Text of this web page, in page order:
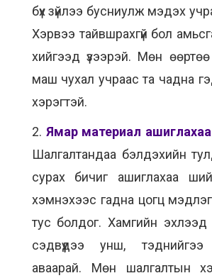
бүх зүйлээ бусниулж мэдэх
Хэрвээ тайвшрахгүй бол
хийгээд үзээрэй. Мөн өөртөө
маш чухал учраас та чадна
хэрэгтэй.
2. Ямар материал
Шалгалтандаа бэлдэхийн
сурах бичиг ашиглахаа
хэмнэхээс гадна цогц
тус болдог. Хамгийн эхлээд
сэдвүүдээ унш,
аваарай. Мөн шалгалтын